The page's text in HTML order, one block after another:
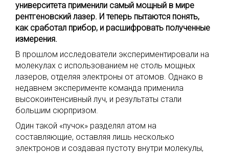
университета применили самый мощный в мире
рентгеновский лазер. И теперь пытаются понять,
как сработал прибор, и расшифровать полученные
измерения.
В прошлом исследователи экспериментировали на
молекулах с использованием не столь мощных
лазеров, отделяя электроны от атомов. Однако в
недавнем эксперименте команда применила
высокоинтенсивный луч, и результаты стали
большим сюрпризом.
Один такой «пучок» разделял атом на
составляющие, оставляя лишь несколько
электронов и создавая пустоту внутри молекулы,